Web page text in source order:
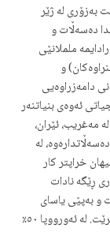
بەزۆری لە ژێر
دەسەڵات و
ململانێی
و
دامەزراوەیی
ئەوەی بنیاتنەر
مەغریب، ئێران،
لە
خراپتر کار
ڕێگە نادات
بکات و بەپێی یاسای
کۆنگرێس بۆ چەند کۆمپانیایەکی بچووکتر دابەش دەکرێت. لە ئەورووپا ٥٠٪